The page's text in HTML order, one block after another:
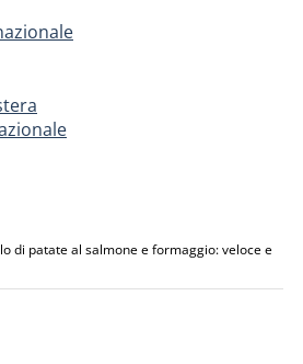
di patate al salmone e formaggio: veloce e